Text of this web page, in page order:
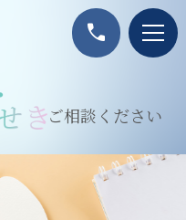
call
ご相談ください